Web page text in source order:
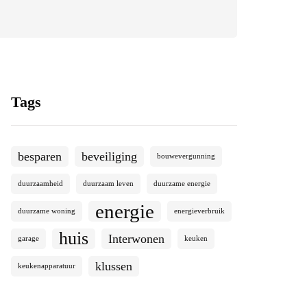
Tags
besparen beveiliging bouwevergunning
duurzaamheid duurzaam leven duurzame energie
duurzame woning energie energieverbruik
garage huis Interwonen keuken
keukenapparatuur
klussen